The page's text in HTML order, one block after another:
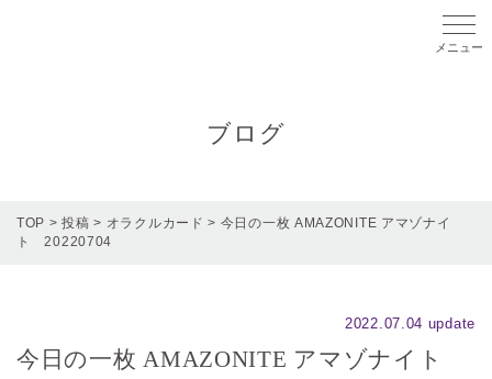
メニ
ブログ
TOP >投稿 > オラクルカード > 今日の一枚 AMAZONITE アマゾナイ
ト 20220704
2022.07.04 update
今日の一枚 AMAZONITE アマゾナイト